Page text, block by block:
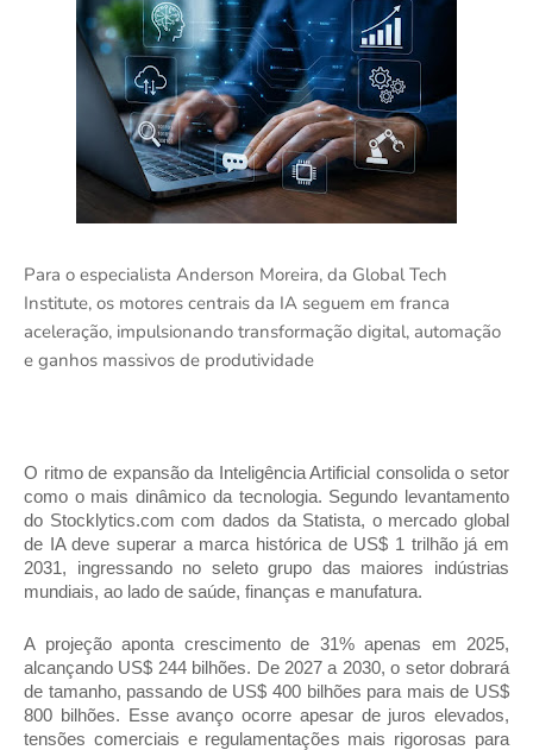
Para o especialista Anderson Moreira, da Global Tech
Institute, os motores centrais da IA seguem em franca
aceleração, impulsionando transformação digital, automação
e ganhos massivos de produtividade
O ritmo de expansão da Inteligência Artificial consolida o setor
como o mais dinâmico da tecnologia. Segundo levantamento
do Stocklytics.com com dados da Statista, o mercado global
de IA deve superar a marca histórica de US$ 1 trilhão já em
2031, ingressando no seleto grupo das maiores indústrias
mundiais, ao lado de saúde, finanças e manufatura.
A projeção aponta crescimento de 31% apenas em 2025,
alcançando US$ 244 bilhões. De 2027 a 2030, o setor dobrará
de tamanho, passando de US$ 400 bilhões para mais de US$
800 bilhões. Esse avanço ocorre apesar de juros elevados,
tensões comerciais e regulamentações mais rigorosas para